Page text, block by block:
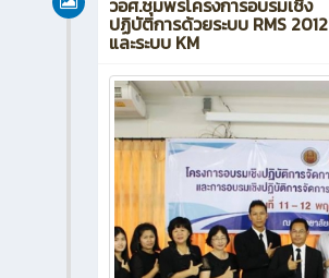
ปฏิบัติการด้วยระบบ RMS 2012
และระบบ KM